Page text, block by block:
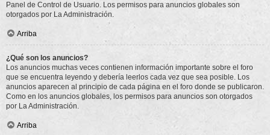
Panel de Control de Usuario. Los permisos para anuncios globales son
otorgados por La Administración.
Arriba
¿Qué son los anuncios?
Los anuncios muchas veces contienen información importante sobre el foro
que se encuentra leyendo y debería leerlos cada vez que sea posible. Los
anuncios aparecen al principio de cada página en el foro donde se publicaron.
Como en los anuncios globales, los permisos para anuncios son otorgados
por La Administración.
Arriba